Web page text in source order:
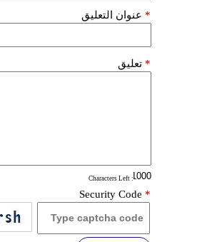
عنوان التعليق *
تعليق *
: Characters Left
Security Code *